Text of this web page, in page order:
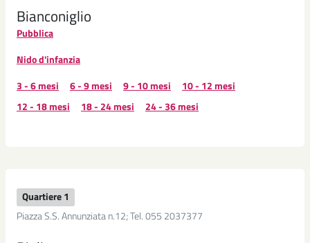
Bianconiglio
Pubblica
Nido d'infanzia
3 - 6 mesi
6 - 9 mesi 9 - 10 mesi
10 - 12 mesi
12 - 18 mesi
18 - 24 mesi 24 - 36 mesi
Quartiere 1
Piazza S.S. Annunziata n.12; Tel. 055 2037377